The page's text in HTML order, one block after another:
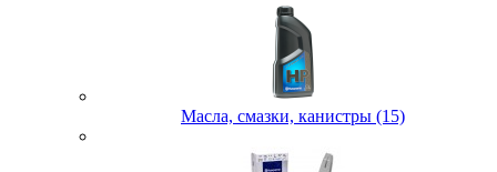
Масла, смазки, канистры (15)